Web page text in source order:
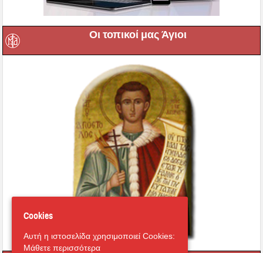
Οι τοπικοί μας Άγιοι
Cookies
Αυτή η ιστοσελίδα χρησιμοποιεί Cookies:
Μάθετε περισσότερα